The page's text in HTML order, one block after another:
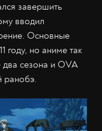
завершить
вводил
Основные
году, но аниме так
сезона и OVA
ранобэ.